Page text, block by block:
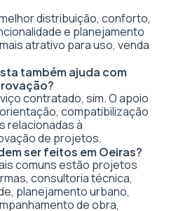
distribuição, conforto,
e planejamento
atrativo para uso, venda
também ajuda com
contratado, sim. O apoio
compatibilização
relacionadas à
de projetos.
ser feitos em Oeiras?
comuns estão projetos
consultoria técnica,
planejamento urbano,
de obra,